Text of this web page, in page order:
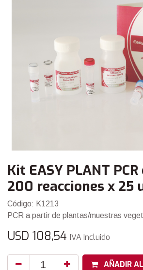
Kit EASY PLANT
200 reacciones x 25
Código: K1213
PCR a partir de plantas/muestras
USD 108,54 IVA Incluido
AÑADIR